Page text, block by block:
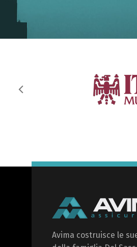
Avima costruisce le